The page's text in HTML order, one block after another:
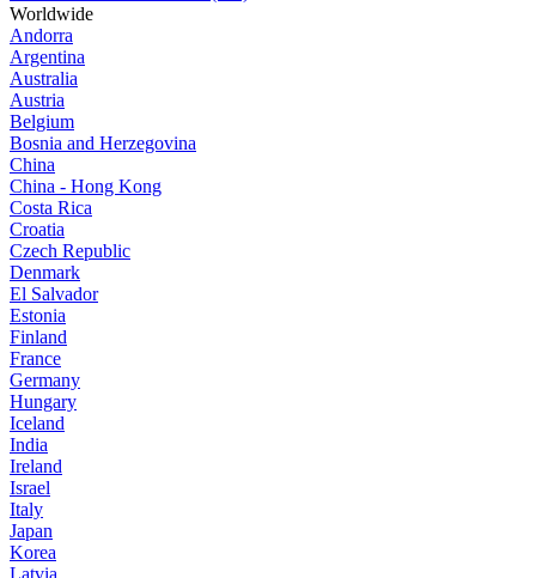
Worldwide
Andorra
Argentina
Australia
Austria
Belgium
Bosnia and Herzegovina
China
China - Hong Kong
Costa Rica
Croatia
Czech Republic
Denmark
El Salvador
Estonia
Finland
France
Germany
Hungary
Iceland
India
Ireland
Israel
Italy
Japan
Korea
Latvia